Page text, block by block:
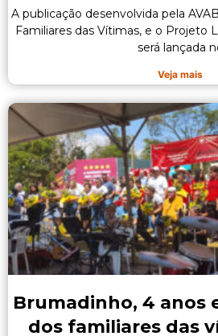
A publicação desenvolvida pela
Familiares das Vítimas, e o Projeto
será lançada
Veja mais
Brumadinho, 4 anos
dos familiares das